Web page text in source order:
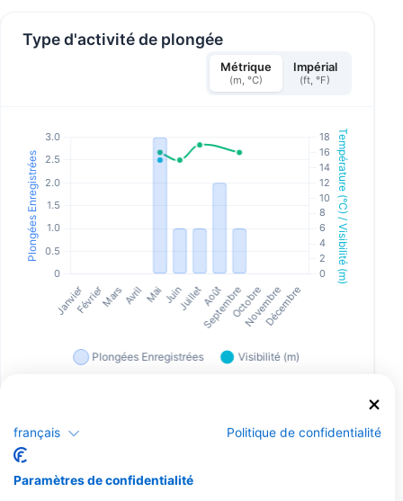
Type d'activité de plongée
Métrique
(m, °C)
Impérial
(ft, °F)
Centres de plongée desservant ce site
de plongée
français Politique de confidentialité
Paramètres de confidentialité